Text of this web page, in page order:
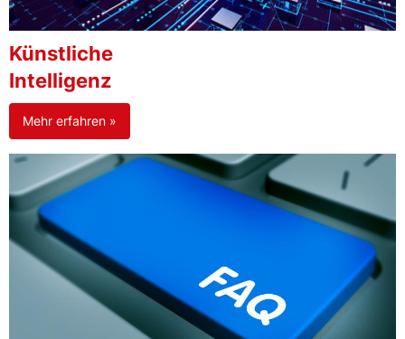
Künstliche
Intelligenz
Mehr erfahren »